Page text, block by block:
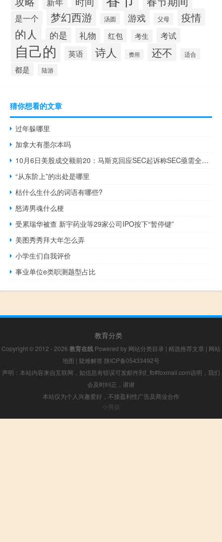
是一个 梦幻西游 汤圆 游戏 父母 疫情
的人 的是 礼物 红包 考生 考试
自己的 英语 诗人 费用 还不 适合
都是 陆游
猜你想看的文章
过年躲哪里
加拿大有墨尔本吗
10月6日美股成交额前20：马斯克回应SEC起诉称SEC亟需全面改革
“从东阶上”的出处是哪里
枯什么生什么的词语有哪些?
怒涛男魂什么梗
受累瑞华被查 新宇药业等29家公司IPO按下“暂停键”
美图秀秀拜大年怎么弄
小学生们自我评价
事业单位e类职测题型占比
教育分类
Copyright © 2012 - 2026 教育在线 Powered by 网站分类目录 | 精选推荐文章 | 网站
地图 | 疑难解答 陕ICP备05433492号
声明：本站内容来自互联网，如信息有错误可发邮件到f_fb#foxmail.com说明，我们
会及时纠正，谢谢
本站仅为个人兴趣爱好，不接盈利性广告及商业合作
小男孩